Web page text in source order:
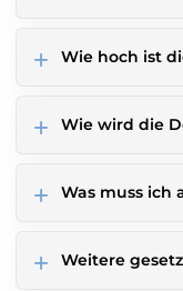
Wie hoch ist
Wie wird die
Was muss ich
Weitere